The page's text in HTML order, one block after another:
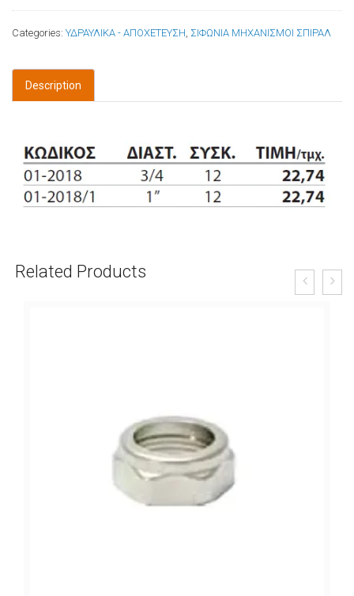
Categories: ΥΔΡΑΥΛΙΚΑ - ΑΠΟΧΕΤΕΥΣΗ ΣΙΦΩΝΙΑ ΜΗΧΑΝΙΣΜΟΙ ΣΠΙΡΑΛ
Description
Related Products